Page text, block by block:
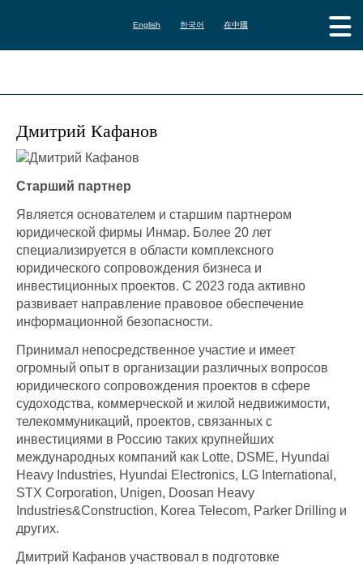
English 한국어 在中國
Дмитрий Кафанов
Старший партнер
Является основателем и старшим партнером
юридической фирмы Инмар. Более 20 лет
специализируется в области комплексного
юридического сопровождения бизнеса и
инвестиционных проектов. С 2023 года активно
развивает направление правовое обеспечение
информационной безопасности.
Принимал непосредственное участие и имеет
огромный опыт в организации различных вопросов
юридического сопровождения проектов в сфере
судоходства, коммерческой и жилой недвижимости,
телекоммуникаций, проектов, связанных с
инвестициями в Россию таких крупнейших
международных компаний как Lotte, DSME, Hyundai
Heavy Industries, Hyundai Electronics, LG International,
STX Corporation, Unigen, Doosan Heavy
Industries&Construction, Korea Telecom, Parker Drilling и
других.
Дмитрий Кафанов участвовал в подготовке